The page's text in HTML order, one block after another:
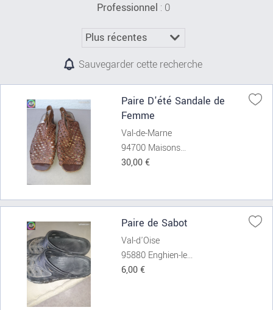
Professionnel : 0
Sauvegarder cette recherche
Paire D'été Sandale de
Femme
Val-de-Marne
94700 Maisons...
30,00 €
Paire de Sabot
Val-d'Oise
95880 Enghien-le...
6,00 €